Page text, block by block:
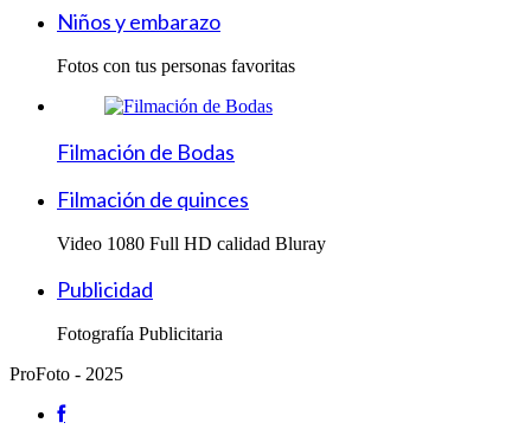
Niños y embarazo
Fotos con tus personas favoritas
Filmación de Bodas
Filmación de quinces
Video 1080 Full HD calidad Bluray
Publicidad
Fotografía Publicitaria
ProFoto - 2025